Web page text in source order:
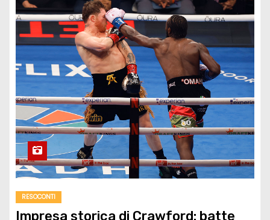
RESOCONTI
Impresa storica di Crawford: batte